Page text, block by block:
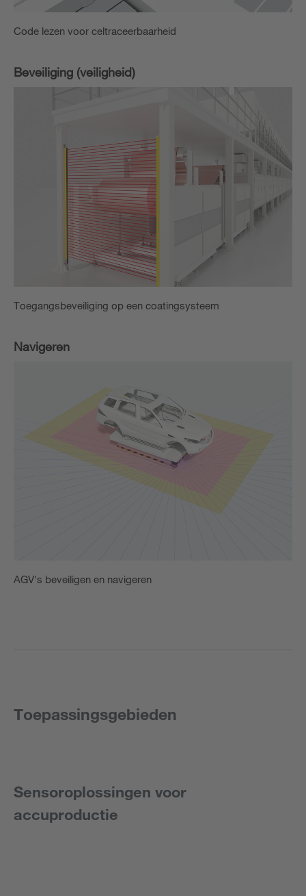
Code lezen voor celtraceerbaarheid
Beveiliging (veiligheid)
Toegangsbeveiliging op een coatingsysteem
Navigeren
AGV's beveiligen en navigeren
Toepassingsgebieden
Sensoroplossingen voor
accuproductie